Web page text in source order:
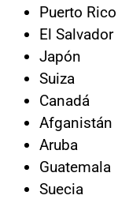
Puerto Rico
El Salvador
Japón
Suiza
Canadá
Afganistán
Aruba
Guatemala
Suecia